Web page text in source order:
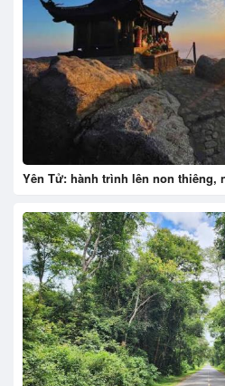
Yên Tử: hành trình lên non thiêng,